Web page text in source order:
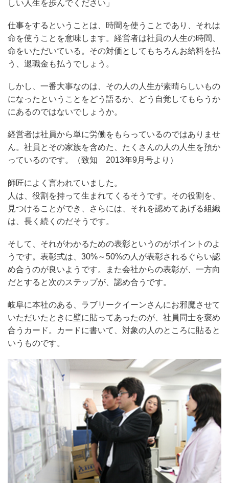
しい人生を歩んでください」
仕事をするということは、時間を使うことであり、それは
命を使うことを意味します。経営者は社員の人生の時間、
命をいただいている。その対価としてもちろんお給料を払
う、退職金も払うでしょう。
しかし、一番大事なのは、その人の人生が素晴らしいもの
になったということをどう語るか、どう自覚してもらうか
にあるのではないでしょうか。
経営者は社員から単に労働をもらっているのではありませ
ん。社員とその家族を含めた、たくさんの人の人生を預か
っているのです。（致知 2013年9月号より）
師匠によく言われていました。
人は、役割を持って生まれてくるそうです。その役割を、
見つけることができ、さらには、それを認めてあげる組織
は、長く続くのだそうです。
そして、それがわかるための表彰というのがポイントのよ
うです。表彰式は、30%～50%の人が表彰されるぐらい認
め合うのが良いようです。また会社からの表彰が、一方向
だとすると次のステップが、認め合うです。
岐阜に本社のある、ラブリークイーンさんにお邪魔させて
いただいたときに壁に貼ってあったのが、社員同士を褒め
合うカード。カードに書いて、対象の人のところに貼ると
いうものです。